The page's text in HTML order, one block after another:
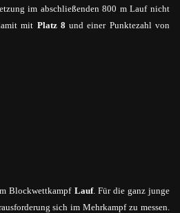
im abschließenden 800 m Lauf nicht
mit Platz 8 und einer Punktezahl von
Blockwettkampf Lauf. Für die ganz junge
sich im Mehrkampf zu messen.